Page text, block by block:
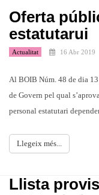
Oferta
estatutarui
Actualitat 16 Abr 2019
Al BOIB Núm. 48 de dia
de Govern pel qual
personal estatutari
Llegeix més...
Llista